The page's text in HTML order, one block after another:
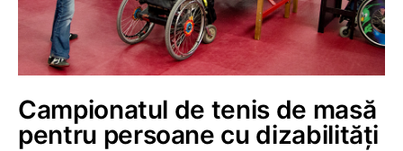
Campionatul de tenis de masă
pentru persoane cu dizabilități